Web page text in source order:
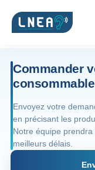
SOLUTIONS
Embouts BTE
Micro-embouts
Commander
Envoyez votre
en précisant les
Notre équipe
meilleurs délais.